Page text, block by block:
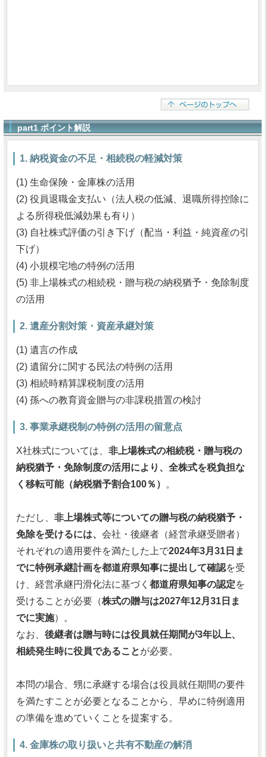
part1 ポイント解説
1. 納税資金の不足・相続税の軽減対策
(1) 生命保険・金庫株の活用
(2) 役員退職金支払い（法人税の低減、退職所得控除に
よる所得税低減効果も有り）
(3) 自社株式評価の引き下げ（配当・利益・純資産の引
下げ）
(4) 小規模宅地の特例の活用
(5) 非上場株式の相続税・贈与税の納税猶予・免除制度
の活用
2. 遺産分割対策・資産承継対策
(1) 遺言の作成
(2) 遺留分に関する民法の特例の活用
(3) 相続時精算課税制度の活用
(4) 孫への教育資金贈与の非課税措置の検討
3. 事業承継税制の特例の活用の留意点
X社株式については、 非上場株式の相続税・贈与税の
納税猶予・免除制度の活用により、全株式を税負担な
く移転可能（納税猶予割合100％）
。
ただし、 非上場株式等についての贈与税の納税猶予・
免除を受けるには、 会社・後継者（経営承継受贈者）
それぞれの適用要件を満たした上で2024年3月31日ま
でに特例承継計画を都道府県知事に提出して確認を受
け、経営承継円滑化法に基づく 都道府県知事の認定を
受けることが必要（株式の贈与は2027年12月31日ま
でに実施）。
なお、 後継者は贈与時には役員就任期間が3年以上、
相続発生時に役員であることが必要。
本問の場合、甥に承継する場合は役員就任期間の要件
を満たすことが必要となることから、早めに特例適用
の準備を進めていくことを提案する。
4. 金庫株の取り扱いと共有不動産の解消